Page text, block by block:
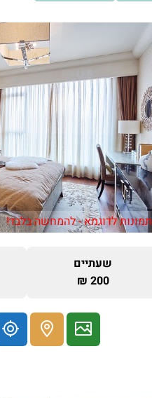
תמונות לדוגמא - להמחשה בלבד!
שעתיים
200 ₪